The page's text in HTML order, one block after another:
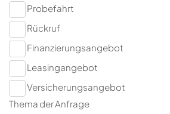
Probefahrt
Rückruf
Finanzierungsangebot
Leasingangebot
Versicherungsangebot
Thema der Anfrage